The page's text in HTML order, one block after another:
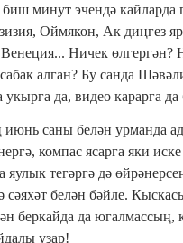
минут эчендә кайларда
Оймякон, Ак диңгез яр
Ничек өлгергән?
алган? Бу санда
укырга да, видео карарга да
саны белән урманда
компас ясарга яки иске
яулык тегәргә дә
сәяхәт белән бәйле.
беркайда да югалмассың,
узар!